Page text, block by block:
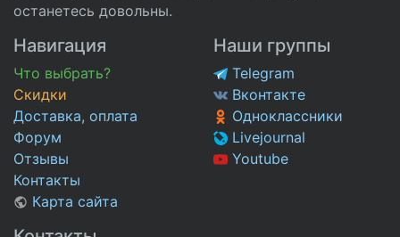
останетесь довольны.
Навигация
Что выбрать?
Скидки
Доставка, оплата
Форум
Отзывы
Контакты
Карта сайта
Наши группы
Telegram
Вконтакте
Одноклассники
Livejournal
Youtube